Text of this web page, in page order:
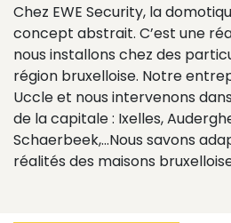
Chez EWE Security, la
concept abstrait. C’est une
nous installons chez des
région bruxelloise. Notre
Uccle et nous intervenons
de la capitale : Ixelles,
Schaerbeek,...Nous savons
réalités des maisons